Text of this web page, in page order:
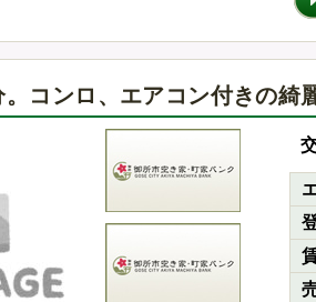
コンロ、エアコン付きの綺